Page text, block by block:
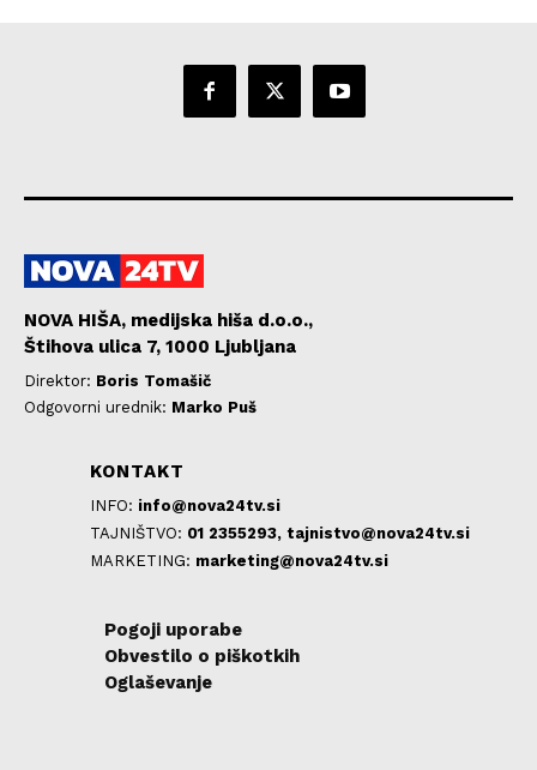
NOVA HIŠA, medijska hiša d.o.o.,
Štihova ulica 7, 1000 Ljubljana
Direktor: Boris Tomašič
Odgovorni urednik: Marko Puš
KONTAKT
INFO: info@nova24tv.si
TAJNIŠTVO: 01 2355293, tajnistvo@nova24tv.si
MARKETING: marketing@nova24tv.si
Pogoji uporabe
Obvestilo o piškotkih
Oglaševanje